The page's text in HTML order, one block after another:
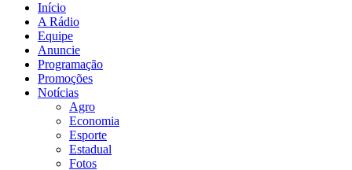
Início
A Rádio
Equipe
Anuncie
Programação
Promoções
Notícias
Agro
Economia
Esporte
Estadual
Fotos